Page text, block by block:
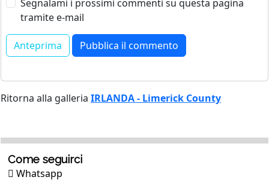
Segnalami i prossimi commenti su questa pagina
tramite e-mail
Ritorna alla galleria IRLANDA - Limerick County
Come seguirci
Whatsapp